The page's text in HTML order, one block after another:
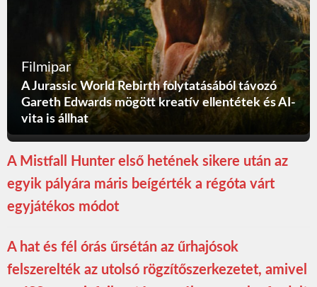
Filmipar
A Jurassic World Rebirth folytatásából távozó
Gareth Edwards mögött kreatív ellentétek és AI-
vita is állhat
A Mistfall Hunter első hetének sikere után az
egyik pályára máris beígérték a régóta várt
egyjátékos módot
A hat és fél órás űrsétán az űrhajósok
felszerelték az utolsó rögzítőszerkezetet, amivel